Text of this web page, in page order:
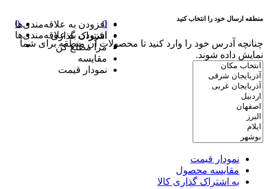
منطقه ارسال خود را انتخاب کنید
چنانچه آدرس خود را وارد کنید تا محصولات آن منطقه برای شما
نمایش داده شوند.
نمودار قیمت
مقایسه محصول
به اشتراک گذاری کالا
0
افزودن به علاقه‌مندی‌ها
0
افزودن به علاقه‌مندی‌ها
اشتراک گذاری
مرا مطلع کن
مقایسه
نمودار قیمت